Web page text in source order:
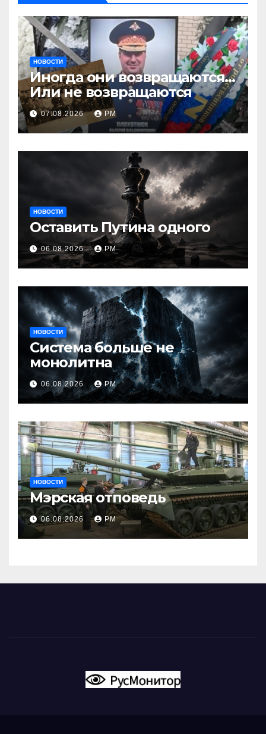
НОВОСТИ
Иногда они возвращаются…
Или не возвращаются
07.08.2026 РМ
НОВОСТИ
Оставить Путина одного
06.08.2026 РМ
НОВОСТИ
Система больше не
монолитна
06.08.2026 РМ
НОВОСТИ
Мэрская отповедь
06.08.2026 РМ